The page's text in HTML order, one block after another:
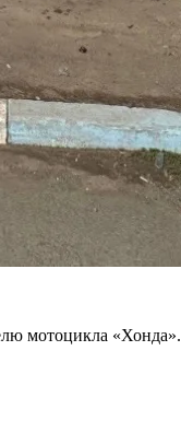
мотоцикла «Хонда».